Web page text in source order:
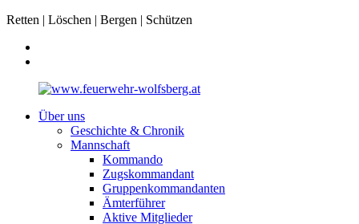
Retten | Löschen | Bergen | Schützen
Über uns
Geschichte & Chronik
Mannschaft
Kommando
Zugskommandant
Gruppenkommandanten
Ämterführer
Aktive Mitglieder